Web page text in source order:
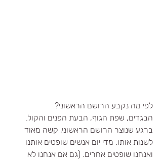
לפי מה נקבע הרושם הראשוני?
הבגדים, שפת הגוף, הבעת הפנים והקול.
ברגע שנוצר הרושם הראשוני, קשה מאוד
לשנות אותו. מדי יום אנשים שופטים אותנו
ואנחנו שופטים אחרים. (גם אם אנחנו לא